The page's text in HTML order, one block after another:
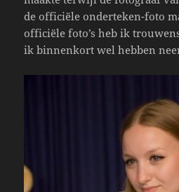
de officiële onderteken-foto
officiële foto’s heb ik
ik binnenkort wel hebben